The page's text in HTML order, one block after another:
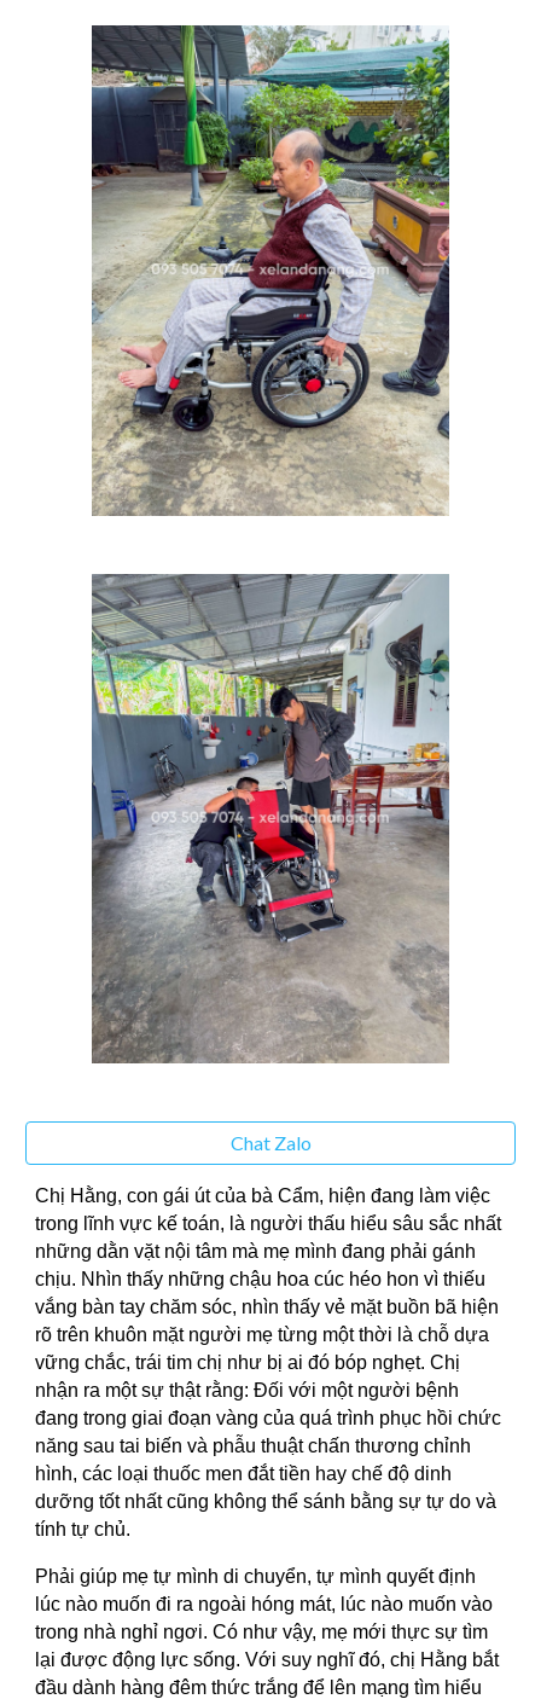
Chat Zalo
Chị Hằng, con gái út của bà Cẩm, hiện đang làm việc
trong lĩnh vực kế toán, là người thấu hiểu sâu sắc nhất
những dằn vặt nội tâm mà mẹ mình đang phải gánh
chịu. Nhìn thấy những chậu hoa cúc héo hon vì thiếu
vắng bàn tay chăm sóc, nhìn thấy vẻ mặt buồn bã hiện
rõ trên khuôn mặt người mẹ từng một thời là chỗ dựa
vững chắc, trái tim chị như bị ai đó bóp nghẹt. Chị
nhận ra một sự thật rằng: Đối với một người bệnh
đang trong giai đoạn vàng của quá trình phục hồi chức
năng sau tai biến và phẫu thuật chấn thương chỉnh
hình, các loại thuốc men đắt tiền hay chế độ dinh
dưỡng tốt nhất cũng không thể sánh bằng sự tự do và
tính tự chủ.
Phải giúp mẹ tự mình di chuyển, tự mình quyết định
lúc nào muốn đi ra ngoài hóng mát, lúc nào muốn vào
trong nhà nghỉ ngơi. Có như vậy, mẹ mới thực sự tìm
lại được động lực sống. Với suy nghĩ đó, chị Hằng bắt
đầu dành hàng đêm thức trắng để lên mạng tìm hiểu